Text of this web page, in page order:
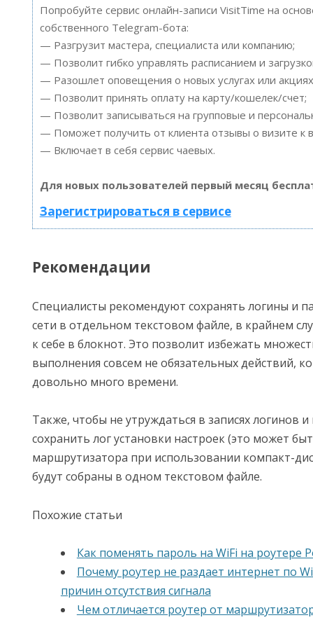
Попробуйте сервис онлайн-записи VisitTime на
собственного Telegram-бота:
— Разгрузит мастера, специалиста или компанию;
— Позволит гибко управлять расписанием и
— Разошлет оповещения о новых услугах или
— Позволит принять оплату на карту/кошелек/счет;
— Позволит записываться на групповые и
— Поможет получить от клиента отзывы о визите к
— Включает в себя сервис чаевых.
Для новых пользователей первый месяц
Зарегистрироваться в сервисе
Рекомендации
Специалисты рекомендуют сохранять логины и
сети в отдельном текстовом файле, в крайнем
к себе в блокнот. Это позволит избежать
выполнения совсем не обязательных действий,
довольно много времени.
Также, чтобы не утруждаться в записях логинов
сохранить лог установки настроек (это может
маршрутизатора при использовании компакт-
будут собраны в одном текстовом файле.
Похожие статьи
Как поменять пароль на WiFi на роутере
Почему роутер не раздает интернет по
причин отсутствия сигнала
Чем отличается роутер от